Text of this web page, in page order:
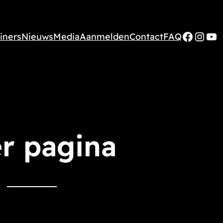
NieuwsMediaAanmeldenContactFAQ
pagina